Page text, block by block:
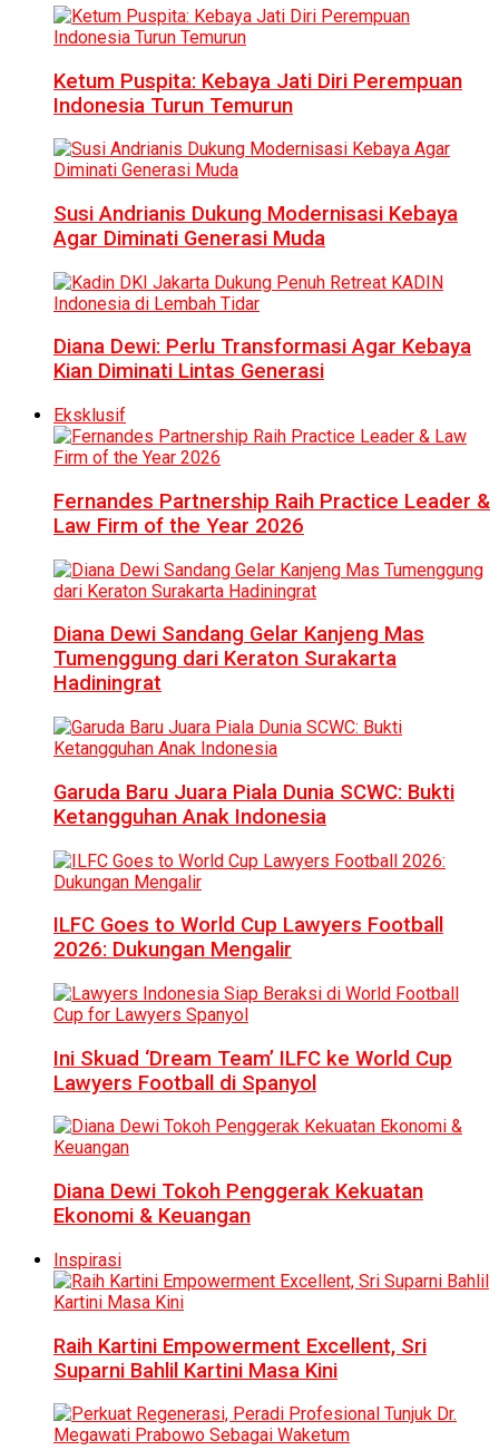
Ketum Puspita: Kebaya Jati Diri Perempuan
Indonesia Turun Temurun
Susi Andrianis Dukung Modernisasi Kebaya
Agar Diminati Generasi Muda
Diana Dewi: Perlu Transformasi Agar Kebaya
Kian Diminati Lintas Generasi
Eksklusif
Fernandes Partnership Raih Practice Leader &
Law Firm of the Year 2026
Diana Dewi Sandang Gelar Kanjeng Mas
Tumenggung dari Keraton Surakarta
Hadiningrat
Garuda Baru Juara Piala Dunia SCWC: Bukti
Ketangguhan Anak Indonesia
ILFC Goes to World Cup Lawyers Football
2026: Dukungan Mengalir
Ini Skuad ‘Dream Team’ ILFC ke World Cup
Lawyers Football di Spanyol
Diana Dewi Tokoh Penggerak Kekuatan
Ekonomi & Keuangan
Inspirasi
Raih Kartini Empowerment Excellent, Sri
Suparni Bahlil Kartini Masa Kini